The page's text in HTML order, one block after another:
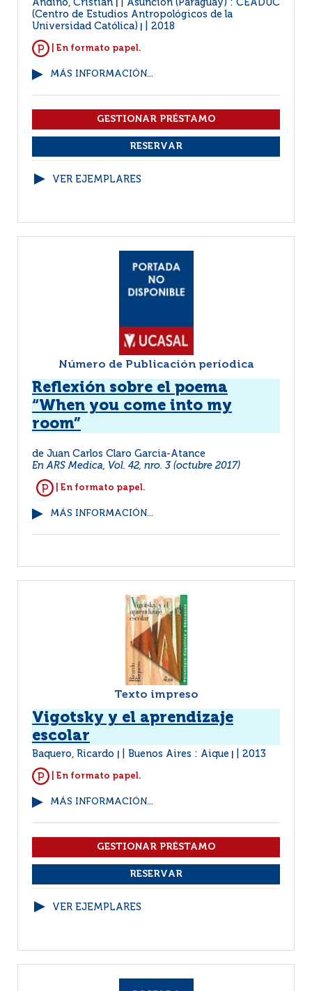
Andino, Cristian
Asunción (Paraguay) : CEADUC
(Centro de Estudios Antropológicos de la
Universidad Católica)
2018
| En formato papel.
MÁS INFORMACIÓN...
VER EJEMPLARES
Número de Publicación períodica
Reflexión sobre el poema
“When you come into my
room”
de Juan Carlos Claro Garcia-Atance
En ARS Medica, Vol. 42, nro. 3 (octubre 2017)
| En formato papel.
MÁS INFORMACIÓN...
Texto impreso
Vigotsky y el aprendizaje
escolar
Baquero, Ricardo Buenos Aires : Aique 2013
| En formato papel.
MÁS INFORMACIÓN...
VER EJEMPLARES